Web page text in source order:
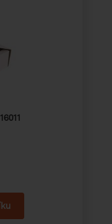
16011